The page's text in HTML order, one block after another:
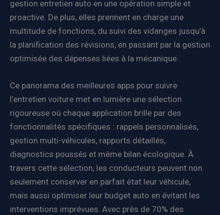
gestion entretien auto en une opération simple et
proactive. De plus, elles prennent en charge une
multitude de fonctions, du suivi des vidanges jusqu’à
la planification des révisions, en passant par la gestion
optimisée des dépenses liées à la mécanique.
Ce panorama des meilleures apps pour suivre
l’entretien voiture met en lumière une sélection
rigoureuse où chaque application brille par des
fonctionnalités spécifiques : rappels personnalisés,
gestion multi-véhicules, rapports détaillés,
diagnostics poussés et même bilan écologique. À
travers cette sélection, les conducteurs peuvent non
seulement conserver en parfait état leur véhicule,
mais aussi optimiser leur budget auto en évitant les
interventions imprévues. Avec près de 70% des